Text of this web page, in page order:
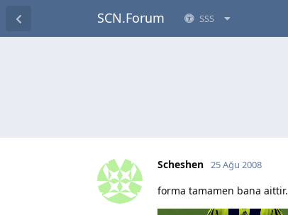
SCN.Forum SSS
Scheshen 25 Ağu 2008
forma tamamen bana aittir.